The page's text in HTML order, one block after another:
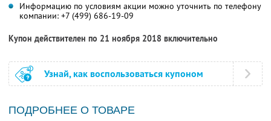
Информацию по условиям акции можно уточнить по телефону
компании: +7 (499) 686-19-09
Купон действителен по 21 ноября 2018 включительно
Узнай, как воспользоваться купоном
ПОДРОБНЕЕ О ТОВАРЕ